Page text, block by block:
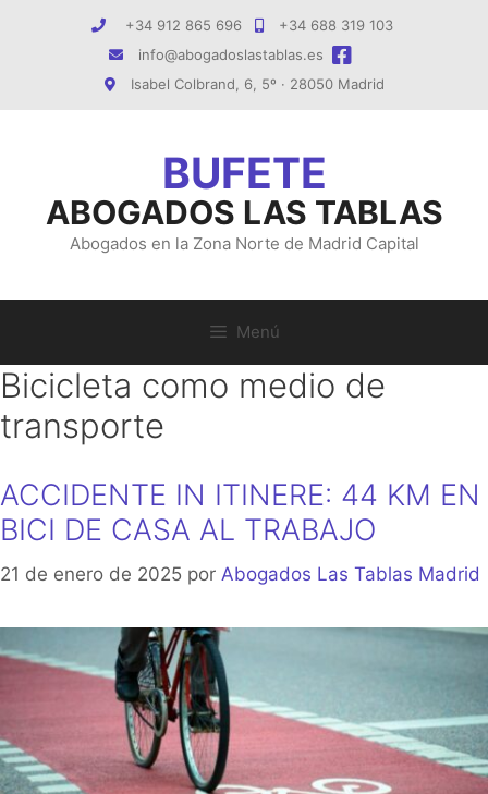
+34 912 865 696
+34 688 319 103
info@abogadoslastablas.es
Isabel Colbrand, 6, 5º · 28050 Madrid
ABOGADOS LAS TABLAS
Abogados en la Zona Norte de Madrid Capital
Menú
Bicicleta como medio de
transporte
ACCIDENTE IN ITINERE: 44 KM EN
BICI DE CASA AL TRABAJO
21 de enero de 2025 por Abogados Las Tablas Madrid